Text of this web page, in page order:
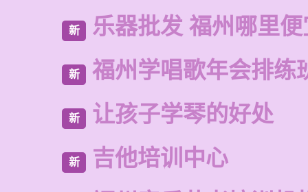
新 乐器批发 福州哪里
新 福州学唱歌年会排练
新 让孩子学琴的好处
新 吉他培训中心